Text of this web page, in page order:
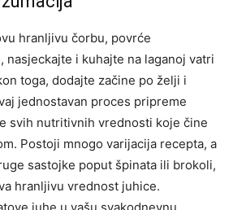
hranljivu čorbu, povrće
nasjeckajte i kuhajte na laganoj vatri
toga, dodajte začine po želji i
jednostavan proces pripreme
svih nutritivnih vrednosti koje čine
Postoji mnogo varijacija recepta, a
sastojke poput špinata ili brokoli,
hranljivu vrednost juhice.